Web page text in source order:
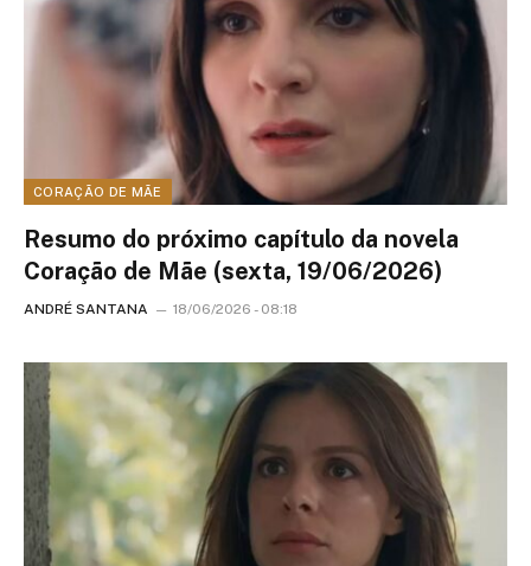
CORAÇÃO DE MÃE
Resumo do próximo capítulo da novela
Coração de Mãe (sexta, 19/06/2026)
ANDRÉ SANTANA 18/06/2026 - 08:18